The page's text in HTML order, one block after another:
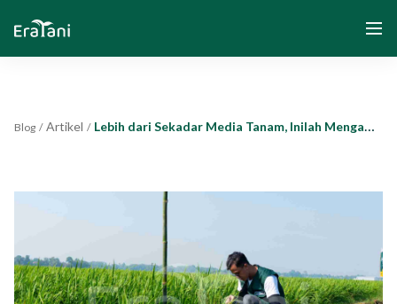
Tentang Kami
Komunitas dan Program
Blog / Artikel / Lebih dari Sekadar Media Tanam, Inilah Mengapa Tanah adalah Aset Utama dalam Produksi Padi